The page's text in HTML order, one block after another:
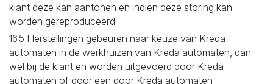
klant deze kan aantonen en indien deze storing kan
worden gereproduceerd.
16.5 Herstellingen gebeuren naar keuze van Kreda
automaten in de werkhuizen van Kreda automaten, dan
wel bij de klant en worden uitgevoerd door Kreda
automaten of door een door Kreda automaten